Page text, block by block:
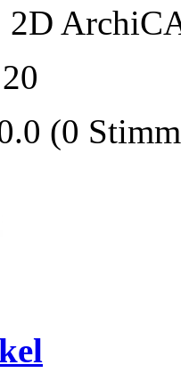
2D
(0